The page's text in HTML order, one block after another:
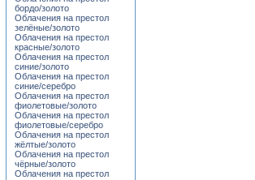
бордо/золото
Облачения на престол
зелёные/золото
Облачения на престол
красные/золото
Облачения на престол
синие/золото
Облачения на престол
синие/серебро
Облачения на престол
фиолетовые/золото
Облачения на престол
фиолетовые/серебро
Облачения на престол
жёлтые/золото
Облачения на престол
чёрные/золото
Облачения на престол